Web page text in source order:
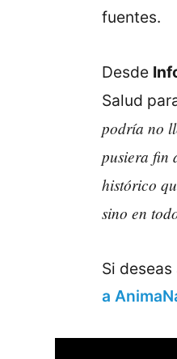
fuentes.
Desde
Salud
podría no
pusiera fin
histórico
sino en
Si
a